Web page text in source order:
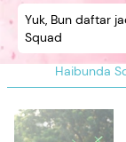
Haibunda
Yuk, Bun daftar
Squad